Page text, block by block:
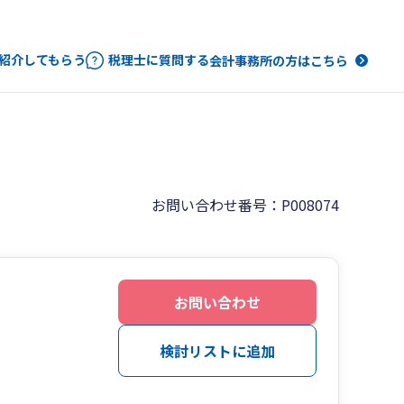
介してもらう 税理士に質問する会計事務所の方はこちら
お問い合わせ番号：P008074
お問い合わせ
検討リストに追加